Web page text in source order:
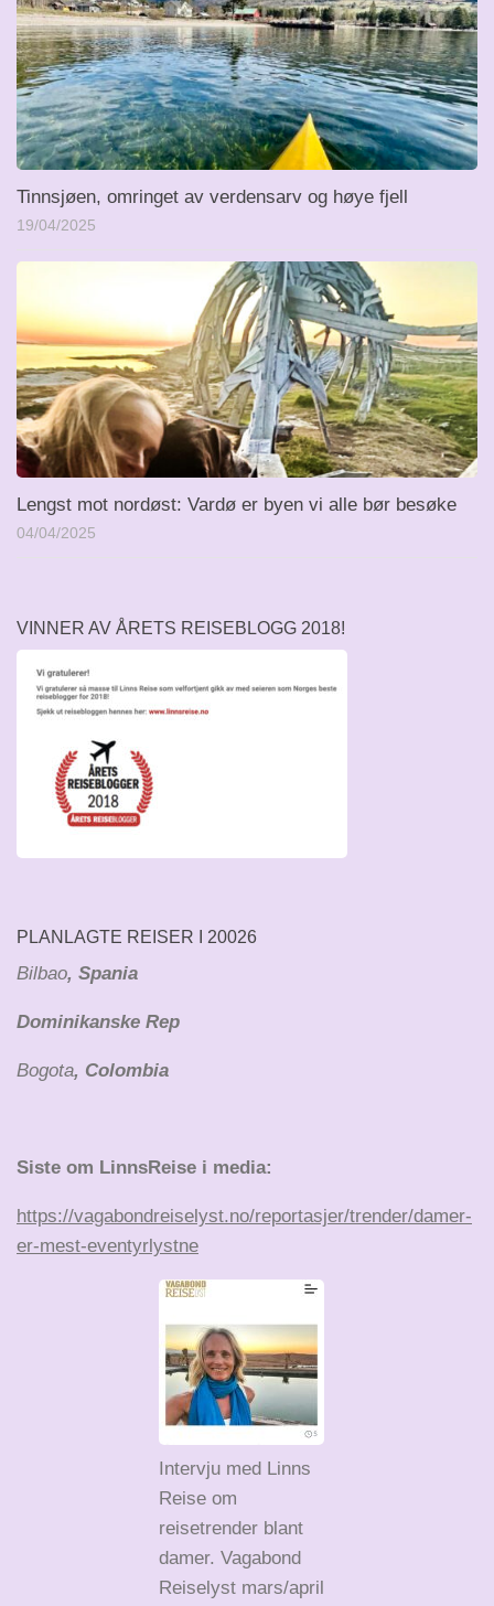
Tinnsjøen, omringet av verdensarv og høye fjell
19/04/2025
Lengst mot nordøst: Vardø er byen vi alle bør besøke
04/04/2025
VINNER AV ÅRETS REISEBLOGG 2018!
PLANLAGTE REISER I 20026
Bilbao, Spania
Dominikanske Rep
Bogota, Colombia
Siste om LinnsReise i media:
https://vagabondreiselyst.no/reportasjer/trender/damer-
er-mest-eventyrlystne
Intervju med Linns
Reise om
reisetrender blant
damer. Vagabond
Reiselyst mars/april